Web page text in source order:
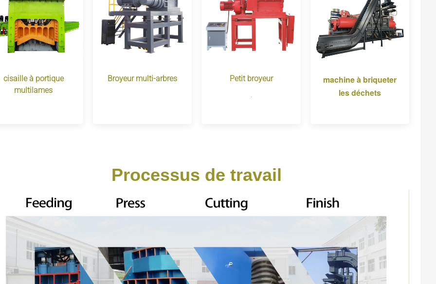
cisaille à portique
multilames
Broyeur multi-arbres Petit broyeur
machine à briqueter
les déchets
Processus de travail